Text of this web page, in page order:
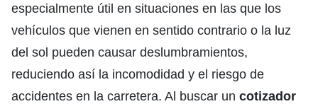
especialmente útil en situaciones en las que los
vehículos que vienen en sentido contrario o la luz
del sol pueden causar deslumbramientos,
reduciendo así la incomodidad y el riesgo de
accidentes en la carretera. Al buscar un cotizador